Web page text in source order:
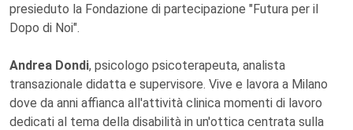
presieduto la Fondazione di partecipazione "Futura per il
Dopo di Noi".
Andrea Dondi, psicologo psicoterapeuta, analista
transazionale didatta e supervisore. Vive e lavora a Milano
dove da anni affianca all'attività clinica momenti di lavoro
dedicati al tema della disabilità in un'ottica centrata sulla